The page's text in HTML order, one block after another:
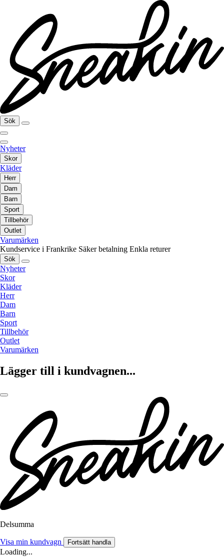
Sök
Nyheter
Skor
Kläder
Herr
Dam
Barn
Sport
Tillbehör
Outlet
Varumärken
Kundservice i Frankrike Säker betalning Enkla returer
Sök
Nyheter
Skor
Kläder
Herr
Dam
Barn
Sport
Tillbehör
Outlet
Varumärken
Lägger till i kundvagnen...
Delsumma
Visa min kundvagn Fortsätt handla
Loading...